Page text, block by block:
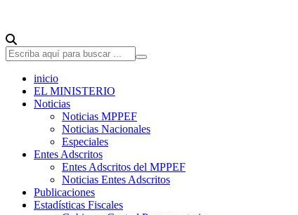
inicio
EL MINISTERIO
Noticias
Noticias MPPEF
Noticias Nacionales
Especiales
Entes Adscritos
Entes Adscritos del MPPEF
Noticias Entes Adscritos
Publicaciones
Estadísticas Fiscales